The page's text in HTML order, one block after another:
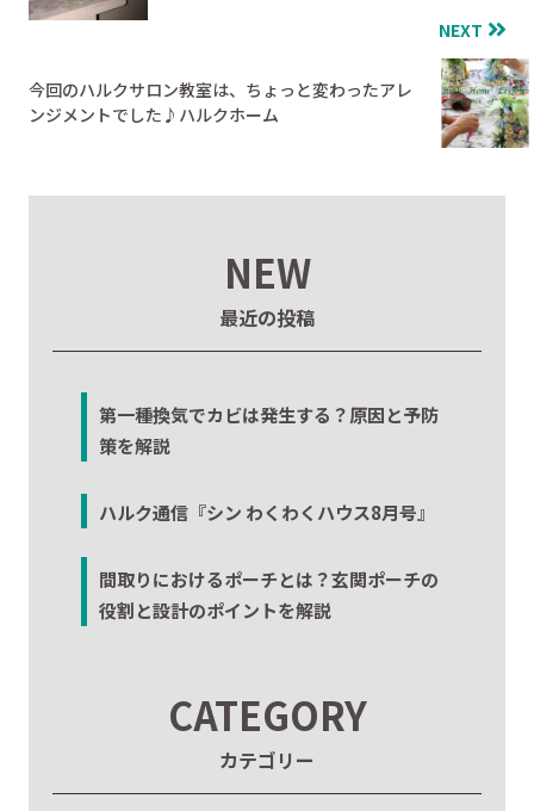
NEXT
今回のハルクサロン教室は、ちょっと変わったアレ
ンジメントでした♪ハルクホーム
NEW
最近の投稿
第一種換気でカビは発生する？原因と予防
策を解説
ハルク通信『シン わくわくハウス8月号』
間取りにおけるポーチとは？玄関ポーチの
役割と設計のポイントを解説
CATEGORY
カテゴリー